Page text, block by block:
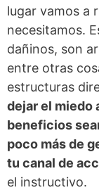
lugar vamos a
necesitamos.
dañinos, son
entre otras
estructuras
dejar el miedo
beneficios
poco más de
tu canal de
el instructivo.